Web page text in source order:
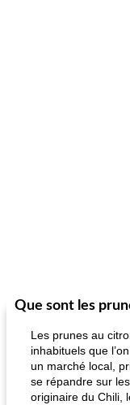
Que sont les
Les prunes au
inhabituels que
un marché local,
se répandre sur
originaire du Chili,